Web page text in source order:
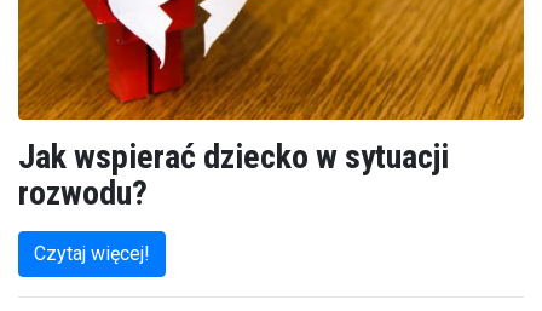
Jak wspierać dziecko w sytuacji
rozwodu?
Czytaj więcej!